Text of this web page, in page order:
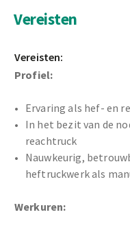
Vereisten
Vereisten:
Profiel:
Ervaring als hef- en
In het bezit van de
reachtruck
Nauwkeurig,
heftruckwerk als
Werkuren: